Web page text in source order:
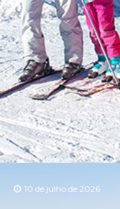
10 de julho de 2026